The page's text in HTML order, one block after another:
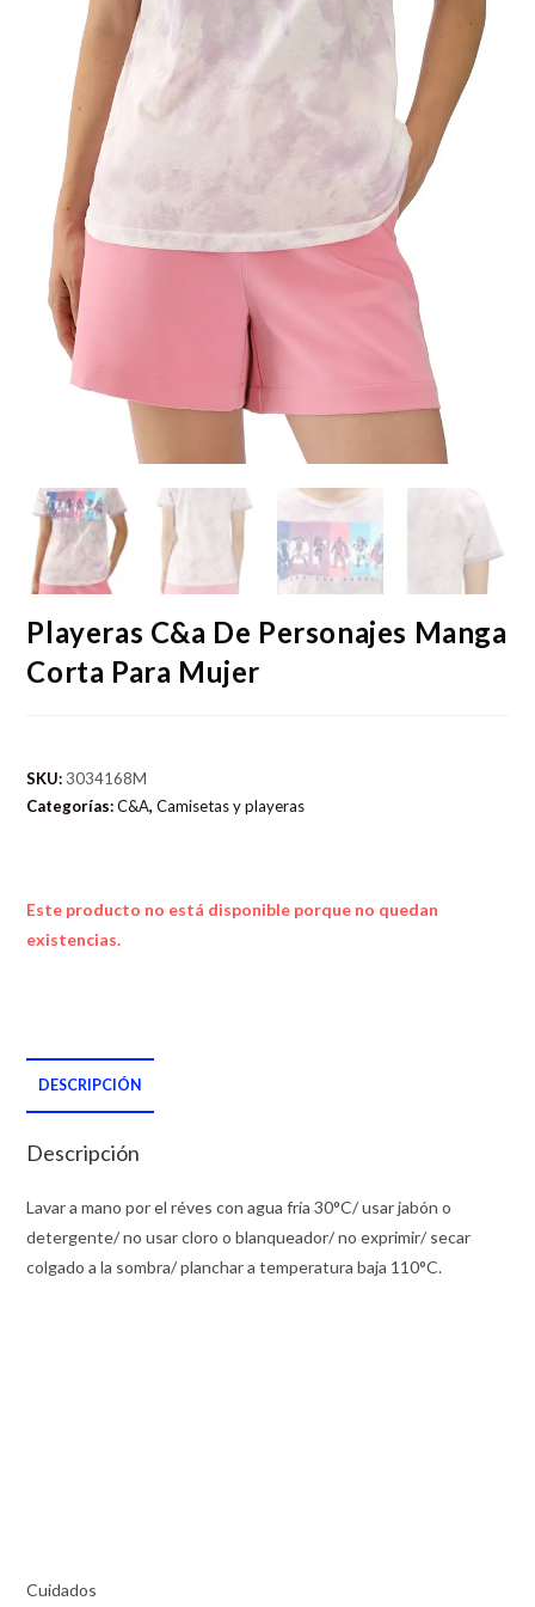
Playeras C&a De Personajes Manga
Corta Para Mujer
SKU: 3034168M
Categorías:C&A,Camisetas y playeras
Este producto no está disponible porque no quedan
existencias.
DESCRIPCIÓN
Descripción
Lavar a mano por el réves con agua fría 30°C/ usar jabón o
detergente/ no usar cloro o blanqueador/ no exprimir/ secar
colgado a la sombra/ planchar a temperatura baja 110°C.
Cuidados